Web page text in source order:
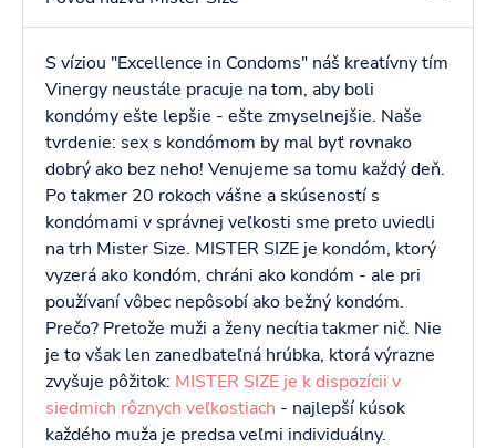
S víziou "Excellence in Condoms" náš kreatívny tím
Vinergy neustále pracuje na tom, aby boli
kondómy ešte lepšie - ešte zmyselnejšie. Naše
tvrdenie: sex s kondómom by mal byť rovnako
dobrý ako bez neho! Venujeme sa tomu každý deň.
Po takmer 20 rokoch vášne a skúseností s
kondómami v správnej veľkosti sme preto uviedli
na trh Mister Size. MISTER SIZE je kondóm, ktorý
vyzerá ako kondóm, chráni ako kondóm - ale pri
používaní vôbec nepôsobí ako bežný kondóm.
Prečo? Pretože muži a ženy necítia takmer nič. Nie
je to však len zanedbateľná hrúbka, ktorá výrazne
zvyšuje pôžitok: MISTER SIZE je k dispozícii v
siedmich rôznych veľkostiach - najlepší kúsok
každého muža je predsa veľmi individuálny.